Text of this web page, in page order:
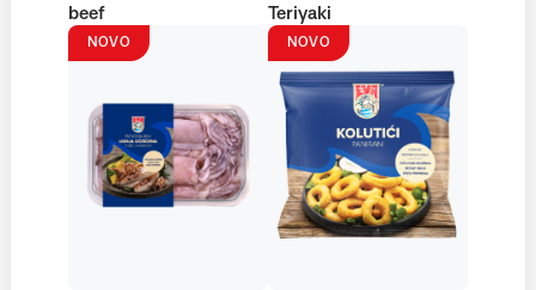
beef
Teriyaki
NOVO NOVO